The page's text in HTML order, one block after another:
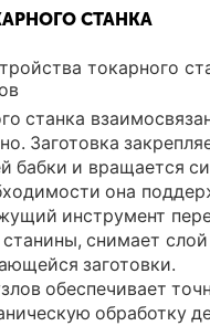
СТАНКА
станка
Заготовка
бабки и вращается
она
инструмент
снимает слой
заготовки.
обеспечивает
обработку